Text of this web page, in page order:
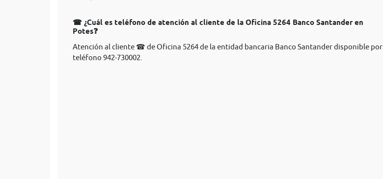
☎ ¿Cuál es teléfono de atención al cliente de la Oficina 5264 Banco Santander en
Potes❓
Atención al cliente ☎ de Oficina 5264 de la entidad bancaria Banco Santander disponible por
teléfono 942-730002.